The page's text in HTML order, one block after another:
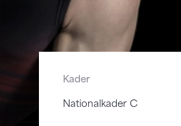
Kader
Nationalkader C